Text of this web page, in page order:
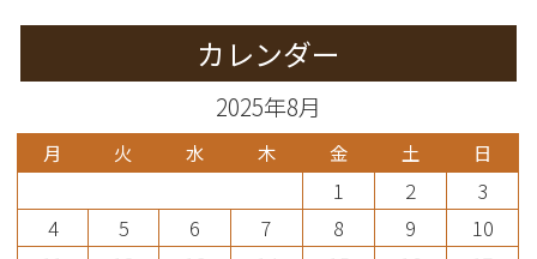
カレンダー
2025年8月
月 火 水 木 金 土 日
1 2
3
4
5 6 7 8 9
10